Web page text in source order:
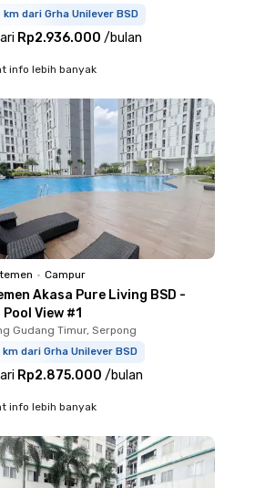
km dari Grha Unilever BSD
Rp2.936.000 /bulan
info lebih banyak
• Campur
Akasa Pure Living BSD -
View #1
Gudang Timur, Serpong
km dari Grha Unilever BSD
Rp2.875.000 /bulan
info lebih banyak